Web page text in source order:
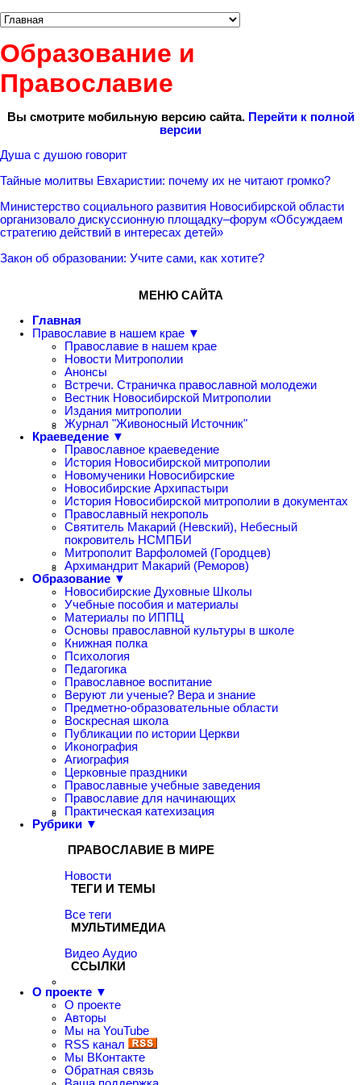
Образование и
Православие
Вы смотрите мобильную версию сайта. Перейти к полной
версии
Душа с душою говорит
Тайные молитвы Евхаристии: почему их не читают громко?
Министерство социального развития Новосибирской области
организовало дискуссионную площадку–форум «Обсуждаем
стратегию действий в интересах детей»
Закон об образовании: Учите сами, как хотите?
МЕНЮ САЙТА
Главная
Православие в нашем крае ▼
Православие в нашем крае
Новости Митрополии
Анонсы
Встречи. Страничка православной молодежи
Вестник Новосибирской Митрополии
Издания митрополии
Журнал "Живоносный Источник"
Краеведение ▼
Православное краеведение
История Новосибирской митрополии
Новомученики Новосибирские
Новосибирские Архипастыри
История Новосибирской митрополии в документах
Православный некрополь
Святитель Макарий (Невский), Небесный
покровитель НСМПБИ
Митрополит Варфоломей (Городцев)
Архимандрит Макарий (Реморов)
Образование ▼
Новосибирские Духовные Школы
Учебные пособия и материалы
Материалы по ИППЦ
Основы православной культуры в школе
Книжная полка
Психология
Педагогика
Православное воспитание
Веруют ли ученые? Вера и знание
Предметно-образовательные области
Воскресная школа
Публикации по истории Церкви
Иконография
Агиография
Церковные праздники
Православные учебные заведения
Православие для начинающих
Практическая катехизация
Рубрики ▼
ПРАВОСЛАВИЕ В МИРЕ
Новости
ТЕГИ И ТЕМЫ
Все теги
МУЛЬТИМЕДИА
Видео Аудио
ССЫЛКИ
О проекте ▼
О проекте
Авторы
Мы на YouTube
RSS канал
Мы ВКонтакте
Обратная связь